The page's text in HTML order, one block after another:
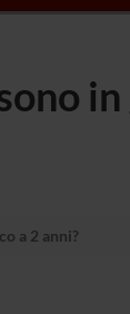
a 2 anni?